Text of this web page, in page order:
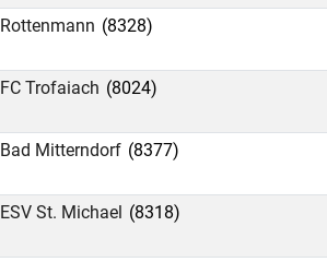
Rottenmann (8328)
FC Trofaiach (8024)
Bad Mitterndorf (8377)
ESV St. Michael (8318)